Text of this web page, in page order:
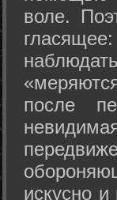
воле.
после
искусно